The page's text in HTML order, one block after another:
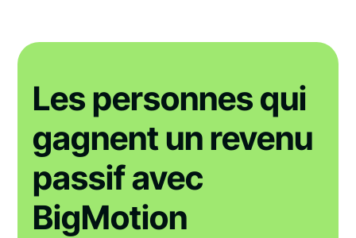
Les personnes qui
gagnent un revenu
passif avec
BigMotion